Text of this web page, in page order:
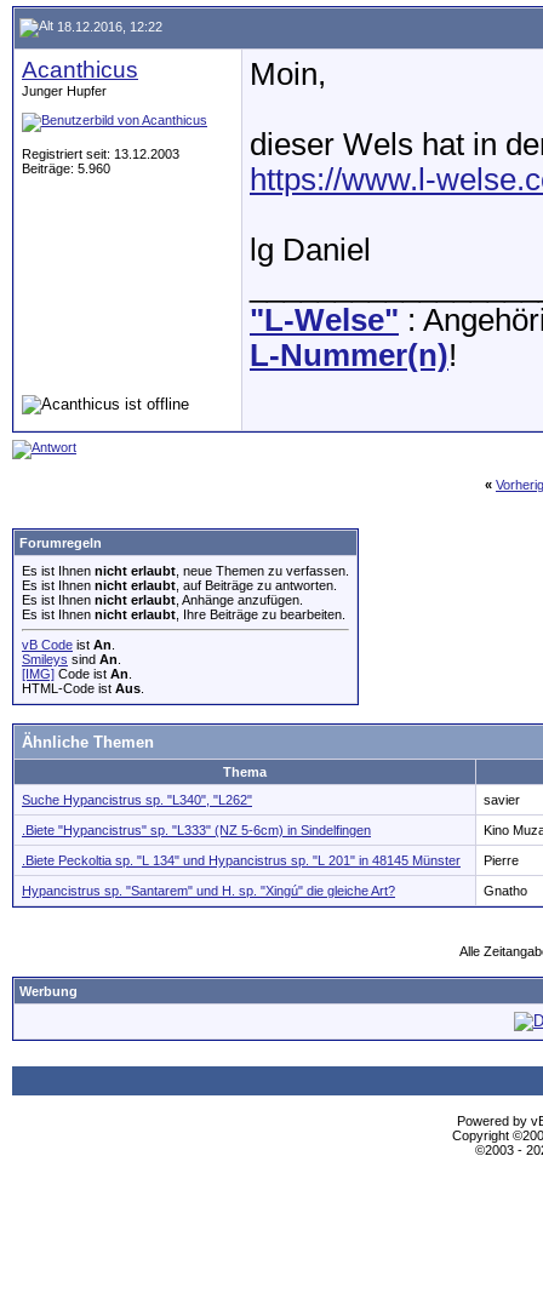
18.12.2016, 12:22
Acanthicus
Junger Hupfer
Registriert seit: 13.12.2003
Beiträge: 5.960
Moin,
dieser Wels hat in
https://www.l-
lg Daniel
"L-Welse" :
L-Nummer(n)!
«
Forumregeln
Es ist Ihnen nicht erlaubt , neue Themen zu verfassen.
Es ist Ihnen nicht erlaubt , auf Beiträge zu antworten.
Es ist Ihnen nicht erlaubt , Anhänge anzufügen.
Es ist Ihnen nicht erlaubt , Ihre Beiträge zu bearbeiten.
vB Code ist An
Smileys sind An
[IMG] Code ist An
HTML-Code ist Aus
Ähnliche Themen
Thema
Suche Hypancistrus sp. "L340", "L262"
savier
.Biete "Hypancistrus" sp. "L333" (NZ 5-6cm) in Sindelfingen Kino
.Biete Peckoltia sp. "L 134" und Hypancistrus sp. "L 201" in 48145 Münster Pierre
Hypancistrus sp. "Santarem" und H. sp. "Xingú" die gleiche Art? Gnatho
Alle
Werbung
Powered by
Copyright
©2003 -